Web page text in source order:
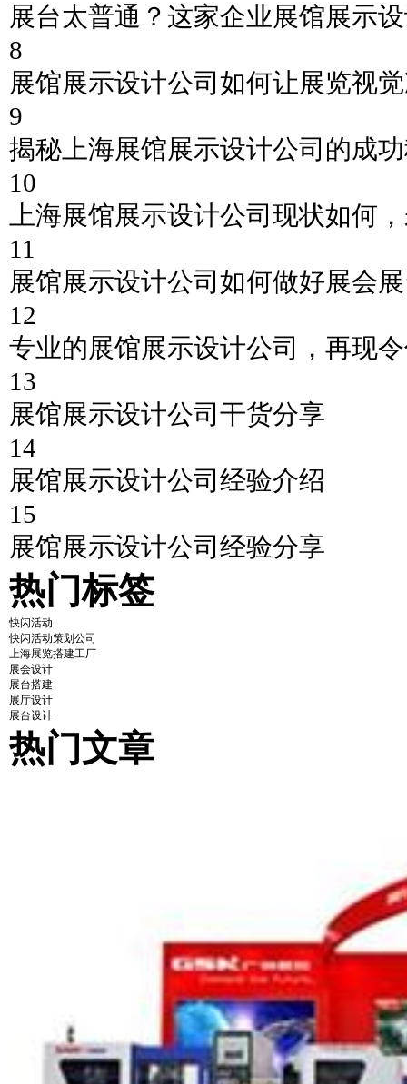
展台太普通？这家企业展馆展示
8
展馆展示设计公司如何让展览视
9
揭秘上海展馆展示设计公司的成
10
上海展馆展示设计公司现状如何
11
展馆展示设计公司如何做好展会
12
专业的展馆展示设计公司，再现
13
展馆展示设计公司干货分享
14
展馆展示设计公司经验介绍
15
展馆展示设计公司经验分享
热门标签
快闪活动
快闪活动策划公司
上海展览搭建工厂
展会设计
展台搭建
展厅设计
展台设计
热门文章